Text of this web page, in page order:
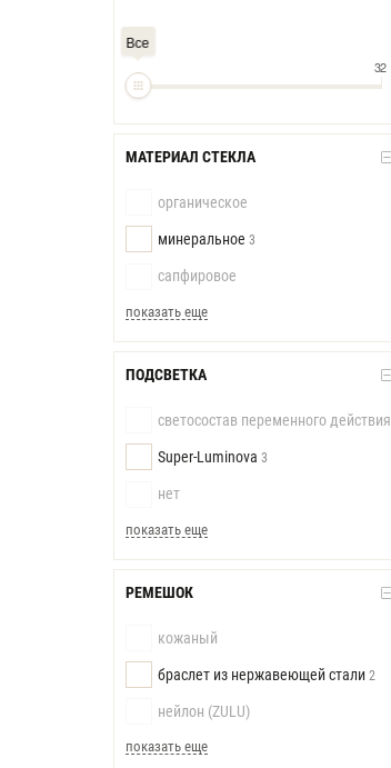
Все
32
МАТЕРИАЛ СТЕКЛА
органическое
минеральное 3
сапфировое
показать еще
ПОДСВЕТКА
светосостав переменного действия
Super-Luminova 3
нет
показать еще
РЕМЕШОК
кожаный
браслет из нержавеющей стали 2
нейлон (ZULU)
показать еще